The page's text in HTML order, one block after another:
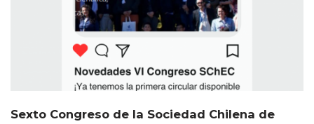
Sexto Congreso de la Sociedad Chilena de